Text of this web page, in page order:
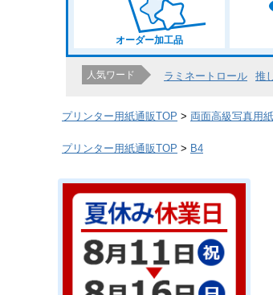
オーダー加工品
人気ワード ラミネートロール 推
プリンター用紙通販TOP 両面高級写真用紙
プリンター用紙通販TOP B4